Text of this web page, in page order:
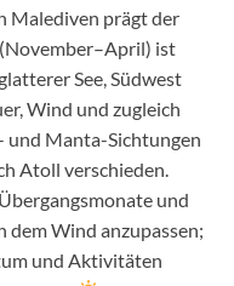
Malediven prägt der
ist
See, Südwest
Wind und zugleich
und Manta-Sichtungen
Atoll verschieden.
und
dem Wind anzupassen;
und Aktivitäten